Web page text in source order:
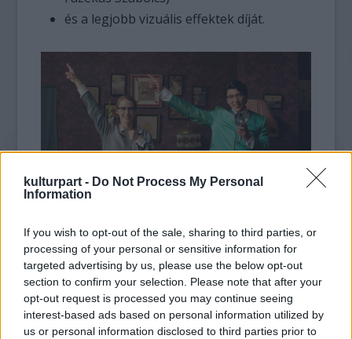
kulturpart - Do Not Process My Personal
Information
If you wish to opt-out of the sale, sharing to third parties, or
processing of your personal or sensitive information for
targeted advertising by us, please use the below opt-out
section to confirm your selection. Please note that after your
opt-out request is processed you may continue seeing
interest-based ads based on personal information utilized by
us or personal information disclosed to third parties prior to
és a legjobb vizuális effektek díját.
tehát 100 százalékos eredménnyel térhetnek
haza a készítők, annak ellenére, hogy a nyolc
filmből álló szekció hét másik alkotása egytől
egyig vagy amerikai vagy ausztrál produkció
volt, olyan nevekkel, mint Simon Pegg, Lukas
Haas, Tara Reid vagy Stephen Lang.